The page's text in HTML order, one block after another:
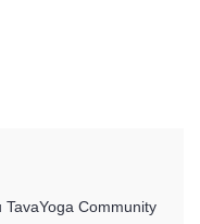
Community